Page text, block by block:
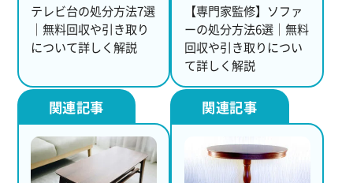
テレビ台の処分方法7選
｜無料回収や引き取り
について詳しく解説
【専門家監修】ソファ
ーの処分方法6選｜無料
回収や引き取りについ
て詳しく解説